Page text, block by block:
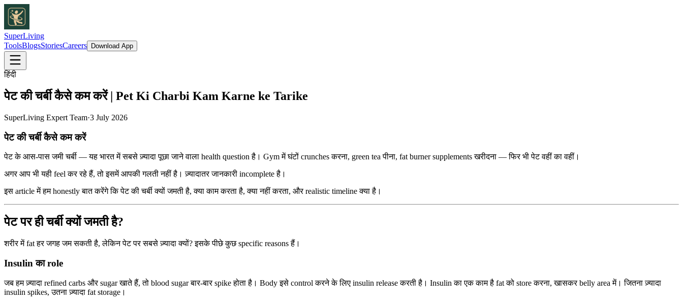
SuperLiving
ToolsBlogsStoriesCareers Download App
हिंदी
पेट की चर्बी कैसे कम करें | Pet Ki Charbi Kam Karne ke Tarike
SuperLiving Expert Team·3 July 2026
पेट की चर्बी कैसे कम करें
पेट के आस-पास जमी चर्बी — यह भारत में सबसे ज़्यादा पूछा जाने वाला health question है। Gym में घंटों crunches करना, green tea पीना, fat burner supplements खरीदना — फिर भी पेट वहीं का वहीं।
अगर आप भी यही feel कर रहे हैं, तो इसमें आपकी गलती नहीं है। ज़्यादातर जानकारी incomplete है।
इस article में हम honestly बात करेंगे कि पेट की चर्बी क्यों जमती है, क्या काम करता है, क्या नहीं करता, और realistic timeline क्या है।
पेट पर ही चर्बी क्यों जमती है?
शरीर में fat हर जगह जम सकती है, लेकिन पेट पर सबसे ज़्यादा क्यों? इसके पीछे कुछ specific reasons हैं।
Insulin का role
जब हम ज़्यादा refined carbs और sugar खाते हैं, तो blood sugar बार-बार spike होता है। Body इसे control करने के लिए insulin release करती है। Insulin का एक काम है fat को store करना, खासकर belly area में। जितना ज़्यादा
insulin spikes, उतना ज़्यादा fat storage।